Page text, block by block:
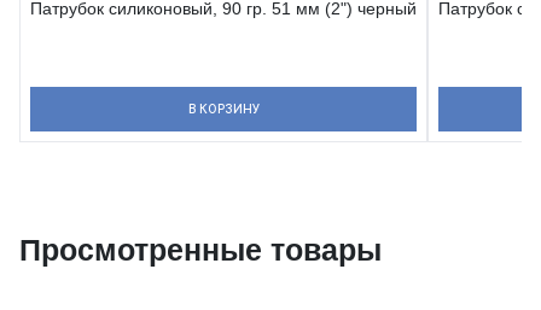
Патрубок силиконовый, 90 гр. 51 мм (2") черный
В КОРЗИНУ
Патрубок
Просмотренные товары